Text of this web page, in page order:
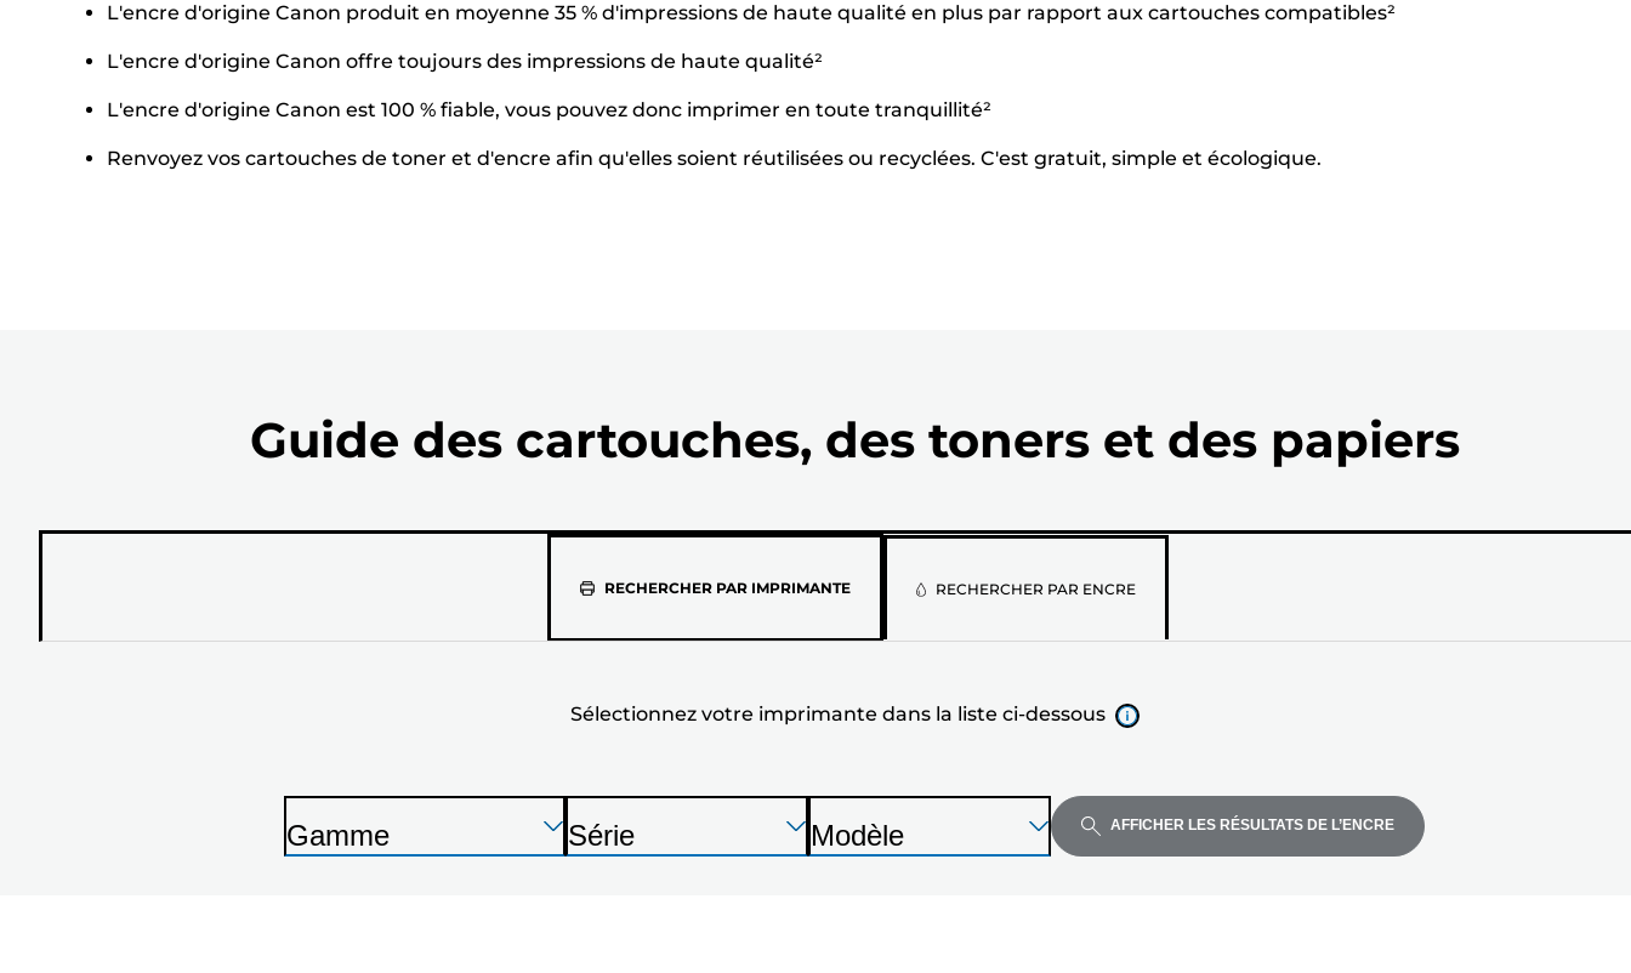
L'encre d'origine Canon produit en moyenne 35 % d'impressions de haute qualité en plus par rapport aux cartouches compatibles²
L'encre d'origine Canon offre toujours des impressions de haute qualité²
L'encre d'origine Canon est 100 % fiable, vous pouvez donc imprimer en toute tranquillité²
Renvoyez vos cartouches de toner et d'encre afin qu'elles soient réutilisées ou recyclées. C'est gratuit, simple et écologique.
Guide des cartouches, des toners et des papiers
RECHERCHER PAR IMPRIMANTESélectionnez
votre
la
liste
RECHERCHER PAR ENCRE
Sélectionnez votre imprimante dans la liste ci-dessous
Appuyez
sur
Gamme
Appuyez
sur
I
Série
Appuyez
sur
I
Modèle AFFICHER LES RÉSULTATS DE L’ENCRE